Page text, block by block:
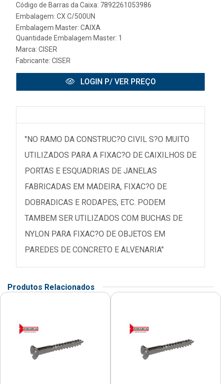
Código de Barras da Caixa: 7892261053986
Embalagem: CX C/500UN
Embalagem Master: CAIXA
Quantidade Embalagem Master: 1
Marca: CISER
Fabricante: CISER
LOGIN P/ VER PREÇO
"NO RAMO DA CONSTRUC?O CIVIL S?O MUITO
UTILIZADOS PARA A FIXAC?O DE CAIXILHOS DE
PORTAS E ESQUADRIAS DE JANELAS
FABRICADAS EM MADEIRA, FIXAC?O DE
DOBRADICAS E RODAPES, ETC. PODEM
TAMBEM SER UTILIZADOS COM BUCHAS DE
NYLON PARA FIXAC?O DE OBJETOS EM
PAREDES DE CONCRETO E ALVENARIA"
Produtos Relacionados